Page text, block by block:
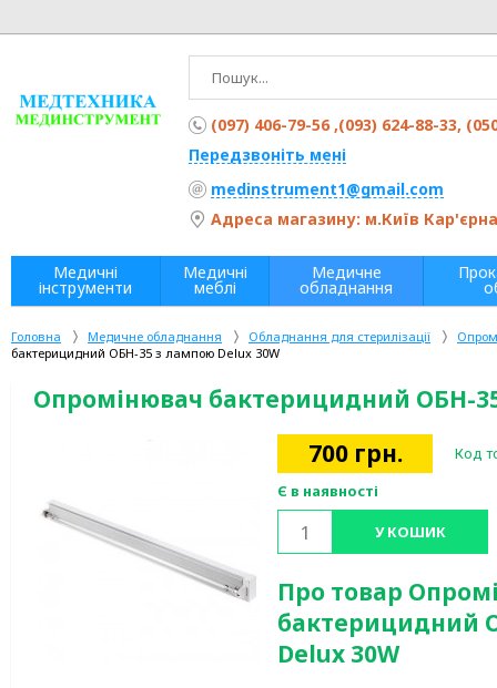
Головна Медичне обладнання Обладнання для стерилізації
бактерицидний ОБН-35 з лампою Delux 30W
Опромінювач бактерицидний ОБН-
700 грн.
Код
Є в наявності
У КОШИК
Про товар
бактерицидний
Delux 30W
(097) 406-79-56 ,(093) 624-88-33,
Передзвоніть мені
medinstrument1@gmail.com
Адреса магазину: м.Київ
Медичні
інструменти
Медичні
меблі
Медичне
обладнання